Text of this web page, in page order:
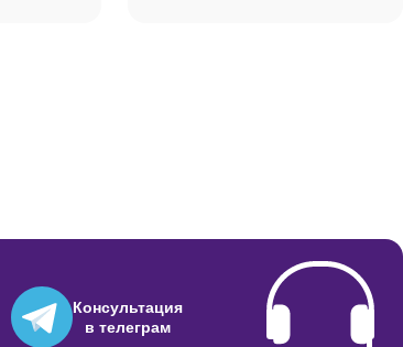
Консультация
в телеграм